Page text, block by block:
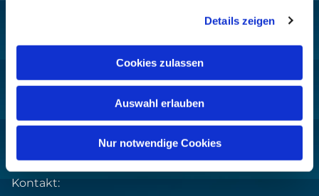
Details zeigen
Cookies zulassen
Auswahl erlauben
Nur notwendige Cookies
Pfarrei St. Helena –
Wilmersdorf-Friedenau
Ludwigkirchplatz 10
10719 Berlin
Kontakt: